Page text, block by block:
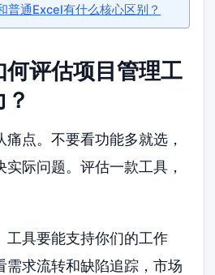
普通Excel有什么核心区别？
评估项目管理工
点。不要看功能多就选，
际问题。评估一款工具，
工具要能支持你们的工作
需求流转和缺陷追踪，市场